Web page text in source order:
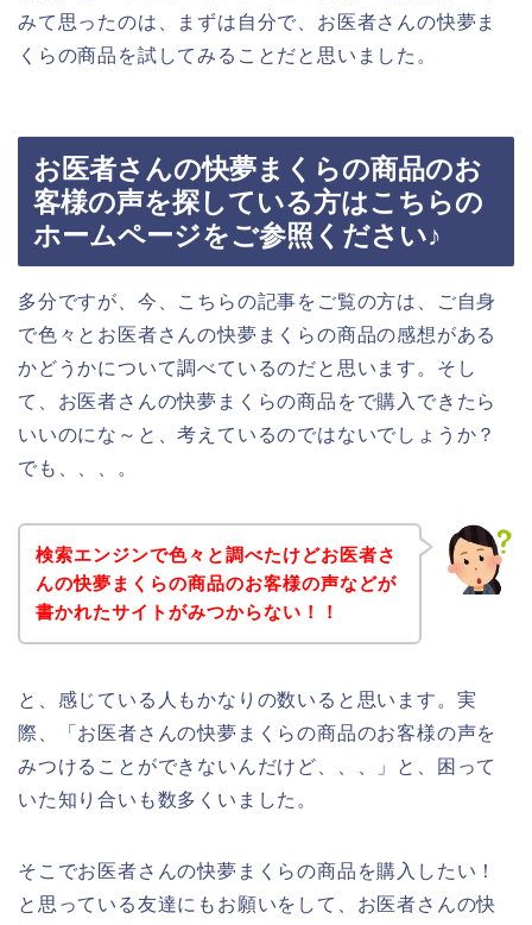
みて思ったのは、まずは自分で、お医者さんの快夢ま
くらの商品を試してみることだと思いました。
お医者さんの快夢まくらの商品のお
客様の声を探している方はこちらの
ホームページをご参照ください♪
多分ですが、今、こちらの記事をご覧の方は、ご自身
で色々とお医者さんの快夢まくらの商品の感想がある
かどうかについて調べているのだと思います。そし
て、お医者さんの快夢まくらの商品をで購入できたら
いいのにな～と、考えているのではないでしょうか？
でも、、、。
検索エンジンで色々と調べたけどお医者さ
んの快夢まくらの商品のお客様の声などが
書かれたサイトがみつからない！！
と、感じている人もかなりの数いると思います。実
際、「お医者さんの快夢まくらの商品のお客様の声を
みつけることができないんだけど、、、」と、困って
いた知り合いも数多くいました。
そこでお医者さんの快夢まくらの商品を購入したい！
と思っている友達にもお願いをして、お医者さんの快